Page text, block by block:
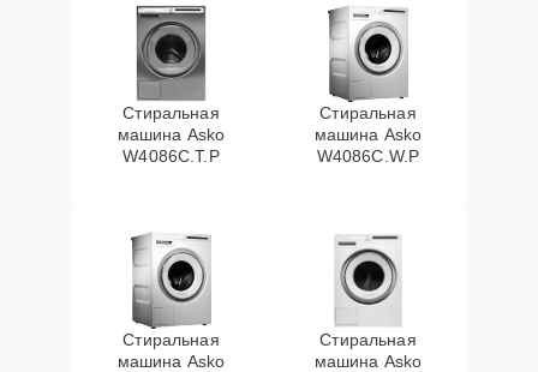
Стиральная
машина Asko
W4086C.T.P
Стиральная
машина Asko
W4086C.W.P
Стиральная
машина Asko
Стиральная
машина Asko